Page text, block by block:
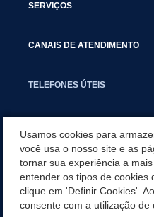
SERVIÇOS
CANAIS DE ATENDIMENTO
TELEFONES ÚTEIS
NOTÍCIAS
APLICATIVO
Usamos cookies para
você usa o nosso site e as
tornar sua experiência a
entender os tipos de cookies
clique em 'Definir Cookies'.
consente com a utilização de